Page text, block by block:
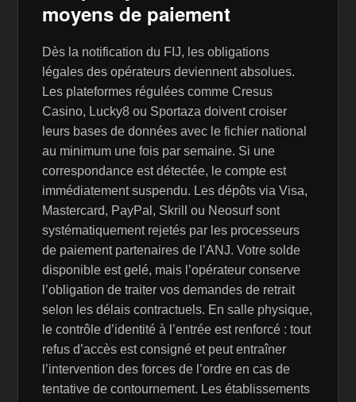
moyens de paiement
Dès la notification du FIJ, les obligations
légales des opérateurs deviennent absolues.
Les plateformes régulées comme Cresus
Casino, Lucky8 ou Sportaza doivent croiser
leurs bases de données avec le fichier national
au minimum une fois par semaine. Si une
correspondance est détectée, le compte est
immédiatement suspendu. Les dépôts via Visa,
Mastercard, PayPal, Skrill ou Neosurf sont
systématiquement rejetés par les processeurs
de paiement partenaires de l’ANJ. Votre solde
disponible est gelé, mais l’opérateur conserve
l’obligation de traiter vos demandes de retrait
selon les délais contractuels. En salle physique,
le contrôle d’identité à l’entrée est renforcé : tout
refus d’accès est consigné et peut entraîner
l’intervention des forces de l’ordre en cas de
tentative de contournement. Les établissements